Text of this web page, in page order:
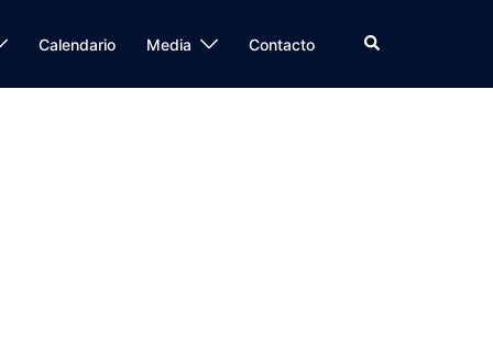
Calendario Media Contacto Buscar